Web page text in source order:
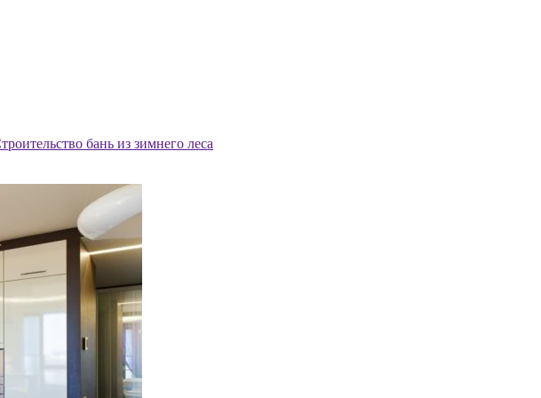
бань из зимнего леса